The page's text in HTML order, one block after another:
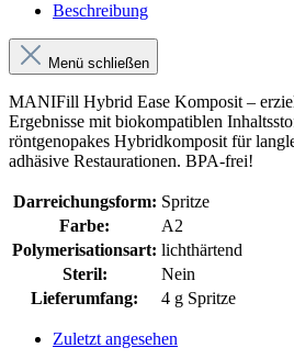
Beschreibung
Menü schließen
MANIFill Hybrid Ease Komposit –
Ergebnisse mit biokompatiblen
röntgenopakes Hybridkomposit für
adhäsive Restaurationen. BPA-frei!
Darreichungsform: Spritze
Farbe:
A2
Polymerisationsart: lichthärtend
Steril:
Nein
Lieferumfang:
4 g Spritze
Zuletzt angesehen